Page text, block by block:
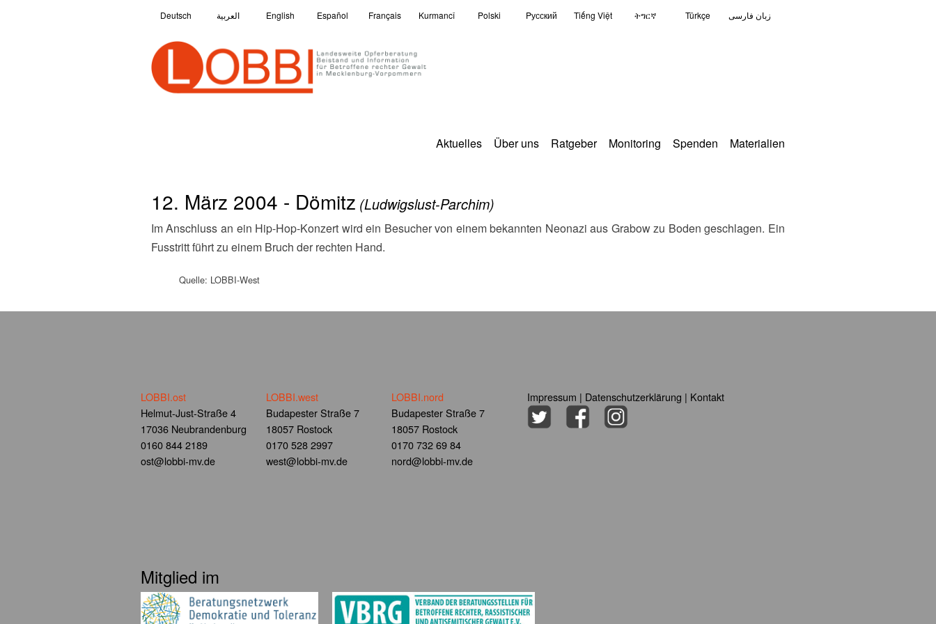
Deutsch العربية English Español Français Kurmancî Polski Pусский Tiếng Việt ትግርኛ Türkçe زبان فارسی
Aktuelles Über uns Ratgeber Monitoring Spenden Materialien
12. März 2004 - Dömitz (Ludwigslust-Parchim)
Im Anschluss an ein Hip-Hop-Konzert wird ein Besucher von einem bekannten Neonazi aus Grabow zu Boden geschlagen. Ein
Fusstritt führt zu einem Bruch der rechten Hand.
Quelle: LOBBI-West
LOBBI.ost
Helmut-Just-Straße 4
17036 Neubrandenburg
0160 844 2189
ost@lobbi-mv.de
LOBBI.west
Budapester Straße 7
18057 Rostock
0170 528 2997
west@lobbi-mv.de
LOBBI.nord
Budapester Straße 7
18057 Rostock
0170 732 69 84
nord@lobbi-mv.de
Impressum | Datenschutzerklärung | Kontakt
Mitglied im